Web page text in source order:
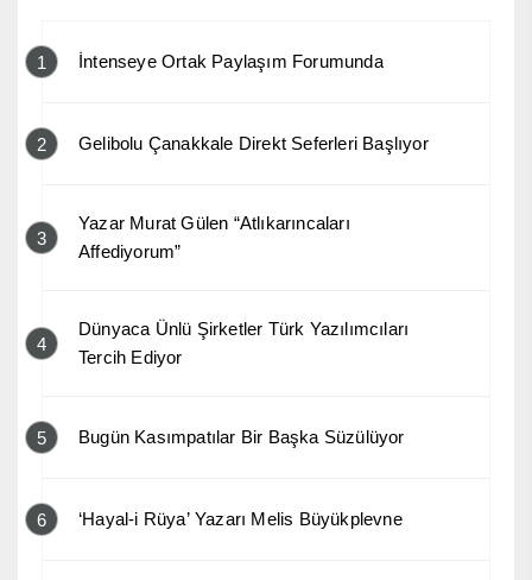
1 İntenseye Ortak Paylaşım Forumunda
2 Gelibolu Çanakkale Direkt Seferleri Başlıyor
3
Yazar Murat Gülen “Atlıkarıncaları
Affediyorum”
4
Dünyaca Ünlü Şirketler Türk Yazılımcıları
Tercih Ediyor
5 Bugün Kasımpatılar Bir Başka Süzülüyor
6 ‘Hayal-i Rüya’ Yazarı Melis Büyükplevne